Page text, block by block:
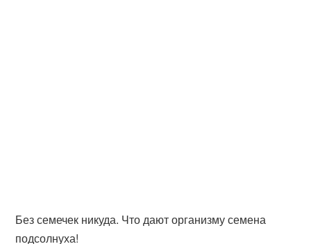
Без семечек никуда. Что дают организму семена
подсолнуха!